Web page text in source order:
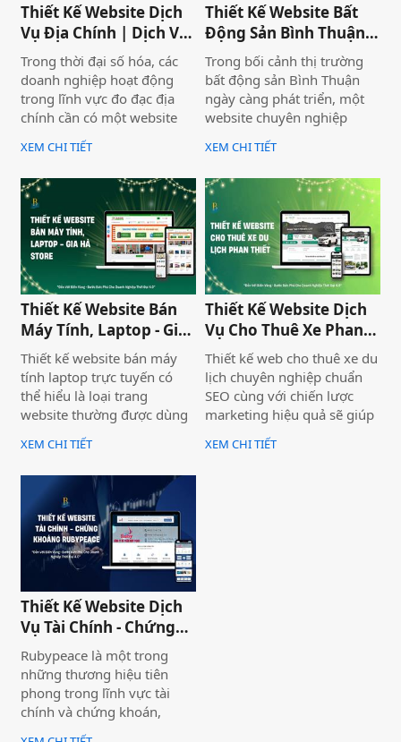
Thiết Kế Website Dịch
Vụ Địa Chính | Dịch Vụ
Địa Chính Toàn Quốc
Trong thời đại số hóa, các
doanh nghiệp hoạt động
trong lĩnh vực đo đạc địa
chính cần có một website
chuyên nghiệp để nâng cao
uy tín và thu hút khách
hàng. Thiết Kế Website Biển
Vàng cung cấp giải pháp
thiết kế website đo đạc địa
chính với giao diện hiện đại,
chuẩn SEO và đầy đủ chức
năng phục vụ doanh
nghiệp.
XEM CHI TIẾT
Thiết Kế Website Bất
Động Sản Bình Thuận
Land
Trong bối cảnh thị trường
bất động sản Bình Thuận
ngày càng phát triển, một
website chuyên nghiệp
không chỉ giúp doanh
nghiệp nâng cao thương
hiệu mà còn thu hút khách
hàng tiềm năng. Thiết Kế
Website Biển Vàng mang
đến giải pháp tối ưu cho
Bình Thuận Land, giúp
doanh nghiệp tiếp cận
khách hàng nhanh chóng,
chuyên nghiệp và hiệu quả.
XEM CHI TIẾT
Thiết Kế Website Bán
Máy Tính, Laptop - Gia
Hà Store
Thiết kế website bán máy
tính laptop trực tuyến có
thể hiểu là loại trang
website thường được dùng
để trưng bày và bán các sản
phẩm laptop đa dạng về
thương hiệu, mẫu mã, màu
sắc. Một trang web bán
laptop trực tuyến có thể
cung cấp hình ảnh của một
thương hiệu hoặc nhiều
thương hiệu và nó giúp cho
khách hàng có cái nhìn chân
thực khách quan hơn, tiếp
cận nhiều thông tin hơn về
sản phẩm mà họ đang lựa
chọn
XEM CHI TIẾT
Thiết Kế Website Dịch
Vụ Cho Thuê Xe Phan
Thiết
Thiết kế web cho thuê xe du
lịch chuyên nghiệp chuẩn
SEO cùng với chiến lược
marketing hiệu quả sẽ giúp
doanh nghiệp của bạn gia
tăng doanh số bán hàng
XEM CHI TIẾT
Thiết Kế Website Dịch
Vụ Tài Chính - Chứng
Khoán Rubypeace
Rubypeace là một trong
những thương hiệu tiên
phong trong lĩnh vực tài
chính và chứng khoán,
mang đến cho khách hàng